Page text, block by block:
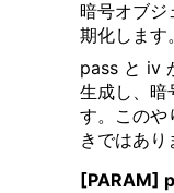
暗号オブジ
期化します。
pass と iv
生成し、暗
す。このや
きではあり
[PARAM]